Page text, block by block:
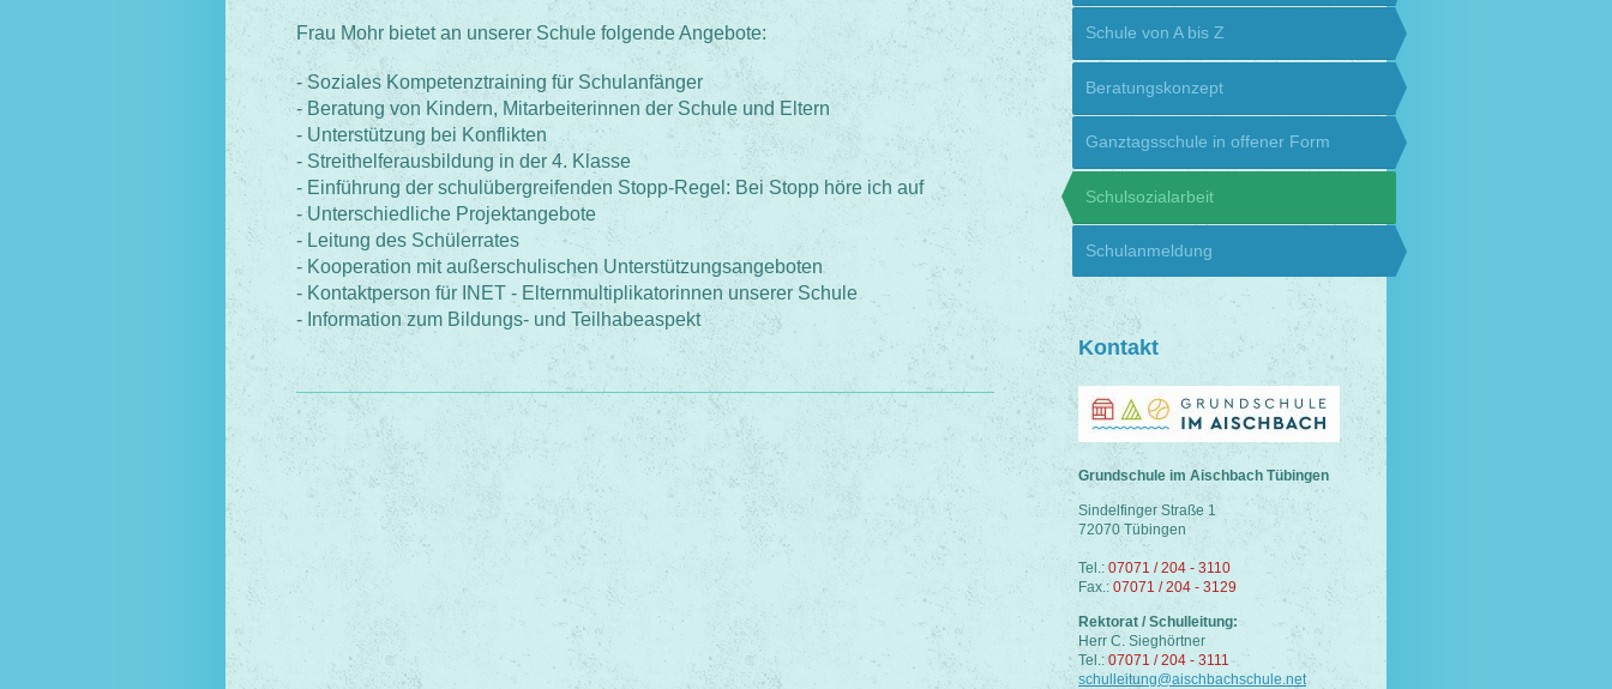
Frau Mohr bietet an unserer Schule folgende Angebote:
- Soziales Kompetenztraining für Schulanfänger
- Beratung von Kindern, Mitarbeiterinnen der Schule und Eltern
- Unterstützung bei Konflikten
- Streithelferausbildung in der 4. Klasse
- Einführung der schulübergreifenden Stopp-Regel: Bei Stopp höre ich auf
- Unterschiedliche Projektangebote
- Leitung des Schülerrates
- Kooperation mit außerschulischen Unterstützungsangeboten
- Kontaktperson für INET - Elternmultiplikatorinnen unserer Schule
- Information zum Bildungs- und Teilhabeaspekt
Schule von A bis Z
Beratungskonzept
Ganztagsschule in offener Form
Schulsozialarbeit
Schulanmeldung
Kontakt
Grundschule im Aischbach Tübingen
Sindelfinger Straße 1
72070 Tübingen
Tel.:07071 / 204 - 3110
Fax.:07071 / 204 - 3129
Rektorat / Schulleitung:
Herr C. Sieghörtner
Tel.:07071 / 204 - 3111
schulleitung@aischbachschule.net